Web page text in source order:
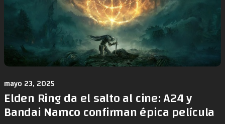
mayo 23, 2025
Elden Ring da el salto al cine: A24 y
Bandai Namco confirman épica película